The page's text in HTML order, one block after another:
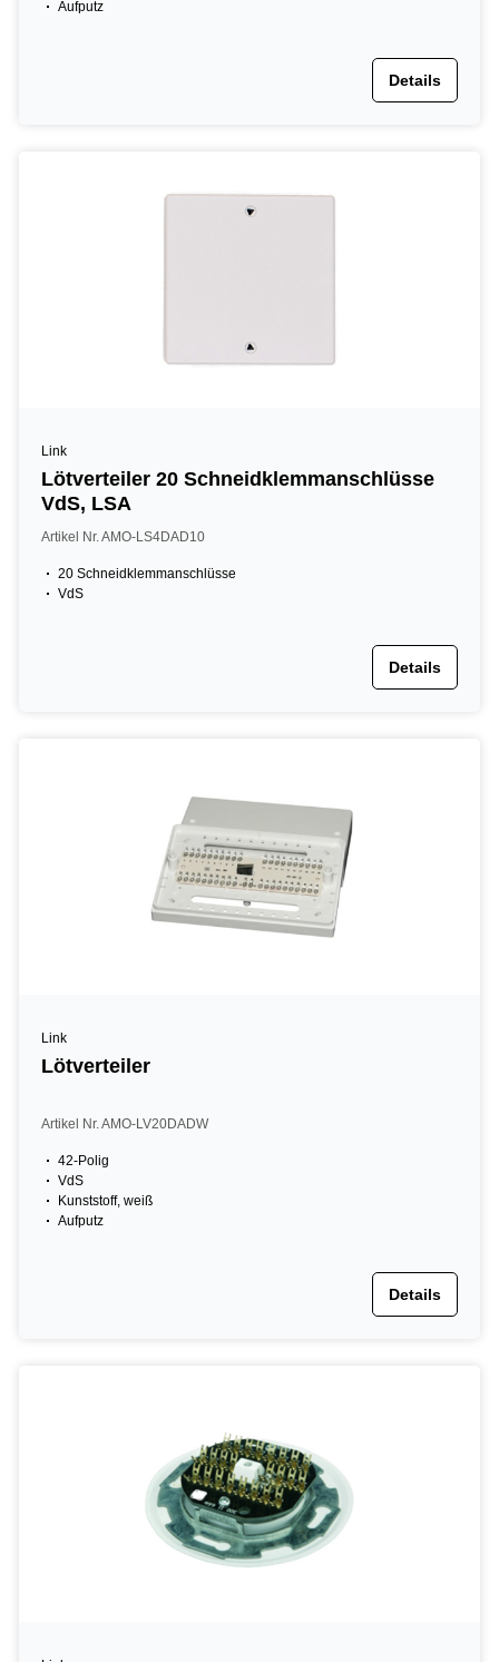
Aufputz
Details
Link
Lötverteiler 20 Schneidklemmanschlüsse
VdS, LSA
Artikel Nr. AMO-LS4DAD10
20 Schneidklemmanschlüsse
VdS
Details
Link
Lötverteiler
Artikel Nr. AMO-LV20DADW
42-Polig
VdS
Kunststoff, weiß
Aufputz
Details